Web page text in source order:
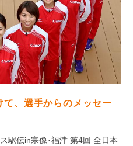
、選手からのメッセー
駅伝in宗像･福津 第4回 全日本